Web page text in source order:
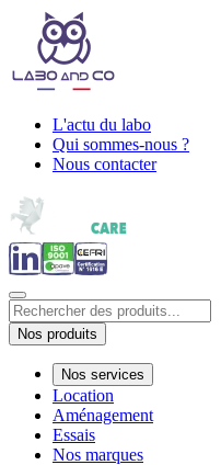
L'actu du labo
Qui sommes-nous ?
Nous contacter
Nos produits
Nos services
Location
Aménagement
Essais
Nos marques